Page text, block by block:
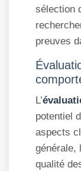
sélection
preuves
L’
potentiel
aspects
générale,
qualité